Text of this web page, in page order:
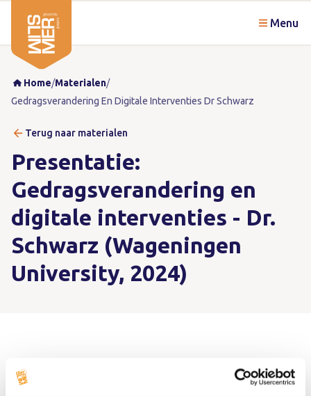
Menu
Home/Materialen/
Gedragsverandering En Digitale Interventies Dr Schwarz
Terug naar materialen
Presentatie:
Gedragsverandering en
digitale interventies - Dr.
Schwarz (Wageningen
University, 2024)
Tijdens de online kennisbijeenkomst over digitale tools
voor gedragsverandering op 17 oktober 2024 heeft Dr.